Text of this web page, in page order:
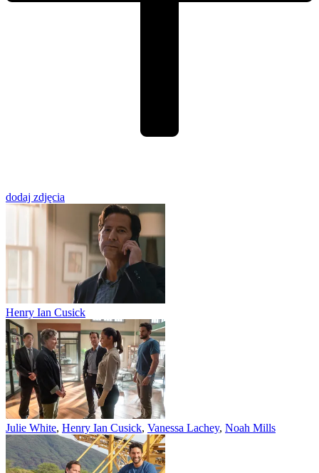
dodaj zdjęcia
Henry Ian Cusick
Julie White, Henry Ian Cusick, Vanessa Lachey, Noah Mills